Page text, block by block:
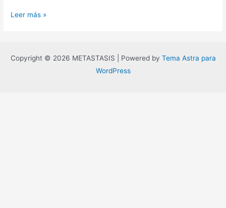
Muerte
memes»
Leer más »
Copyright © 2026 METASTASIS | Powered by Tema Astra para
WordPress